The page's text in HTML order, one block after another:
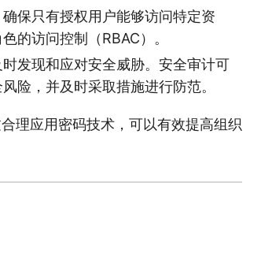
保只有授权用户能够访问特定资
的访问控制（RBAC）。
发现和应对安全威胁。安全审计可
险，并及时采取措施进行防范。
理应用密码技术，可以有效提高组织